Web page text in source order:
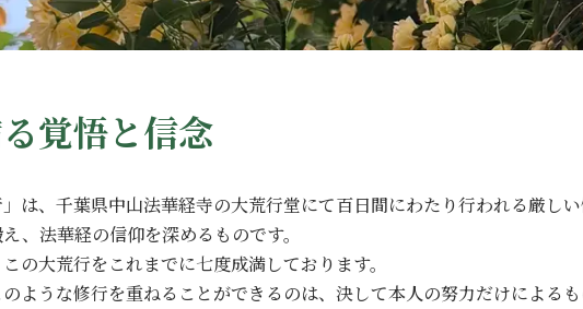
覚悟と信念
は、 千葉県中山法華経寺の大荒行堂にて百日間にわたり行われる厳しい
、 法華経の信仰を深める ものです。
この大荒行をこれまでに七度成満しております。
のような修行を重ねる ことができるのは、 決して本人の努力だけによる